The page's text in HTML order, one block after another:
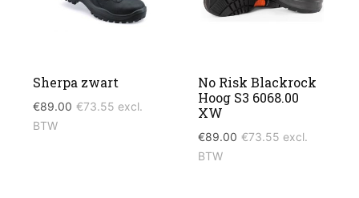
Sherpa zwart
€89.00 €73.55 excl.
BTW
No Risk Blackrock
Hoog S3 6068.00
XW
€89.00 €73.55 excl.
BTW